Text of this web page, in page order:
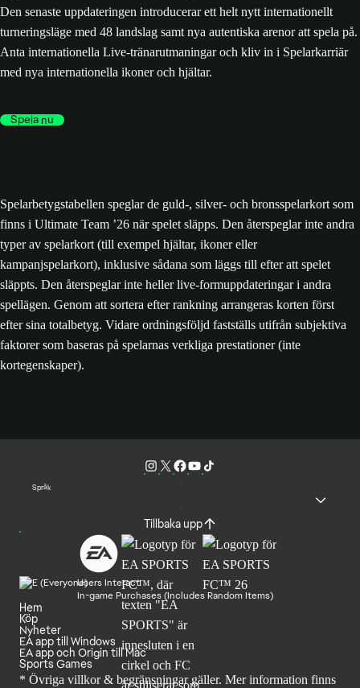
Den senaste uppdateringen introducerar ett helt nytt internationellt
turneringsläge med 48 landslag samt nya autentiska arenor att spela på.
Anta internationella Live-tränarutmaningar och kliv in i Spelarkarriär
med nya internationella ikoner och hjältar.
Spela nu
Spelarbetygstabellen speglar de guld-, silver- och bronsspelarkort som
finns i Ultimate Team ’26 när spelet släpps. Den återspeglar inte andra
typer av spelarkort (till exempel hjältar, ikoner eller
kampanjspelarkort), inklusive sådana som läggs till efter att spelet
släppts. Den återspeglar inte heller live-formuppdateringar i andra
spellägen. Genom att sortera efter rankning arrangeras korten först
efter sina totalbetyg. Vidare ordningsföljd fastställs utifrån subjektiva
faktorer som baseras på spelarnas verkliga prestationer (inte
kortegenskaper).
Språk
Tillbaka upp
Users Interact
In-game Purchases (Includes Random Items)
Hem
Köp
Nyheter
EA app till Windows
EA app och Origin till Mac
Sports Games
* Övriga villkor & begränsningar gäller. Merinformation finns